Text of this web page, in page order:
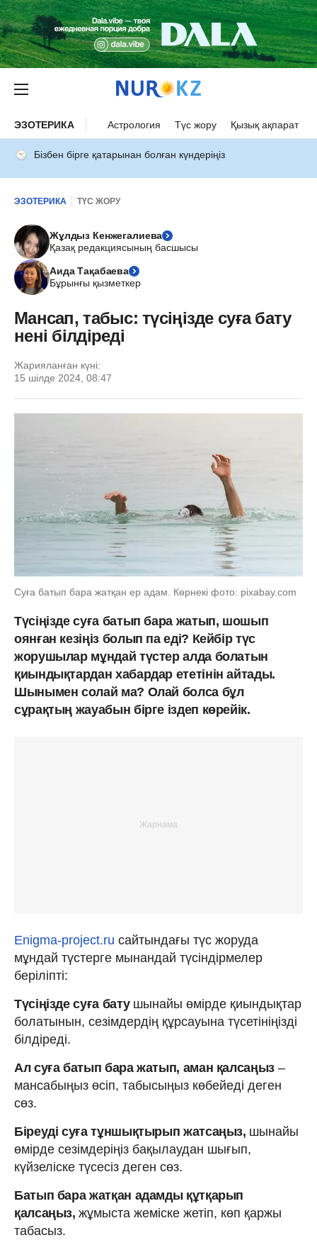
ЭЗОТЕРИКА Астрология Түс жору Қызық ақпарат
Бізбен бірге қатарынан болған күндеріңіз
ЭЗОТЕРИКА ТҮС ЖОРУ
Жұлдыз Кенжегалиева
Қазақ редакциясының басшысы
Аида Тақабаева
Бұрынғы қызметкер
Мансап, табыс: түсіңізде суға бату
нені білдіреді
Жарияланған күні:
15 шілде 2024, 08:47
Суға батып бара жатқан ер адам. Көрнекі фото: pixabay.com
Түсіңізде суға батып бара жатып, шошып
оянған кезіңіз болып па еді? Кейбір түс
жорушылар мұндай түстер алда болатын
қиындықтардан хабардар ететінін айтады.
Шынымен солай ма? Олай болса бұл
сұрақтың жауабын бірге іздеп көрейік.
Еnigma-project.ru сайтындағы түс жоруда
мұндай түстерге мынандай түсіндірмелер
беріліпті:
Түсіңізде суға батушынайы өмірде қиындықтар
болатынын, сезімдердің құрсауына түсетініңізді
білдіреді.
Ал суға батып бара жатып, аман қалсаңыз–
мансабыңыз өсіп, табысыңыз көбейеді деген
сөз.
Біреуді суға тұншықтырып жатсаңыз, шынайы
өмірде сезімдеріңіз бақылаудан шығып,
күйзеліске түсесіз деген сөз.
Батып бара жатқан адамды құтқарып
қалсаңыз,жұмыста жеміске жетіп, көп қаржы
табасыз.